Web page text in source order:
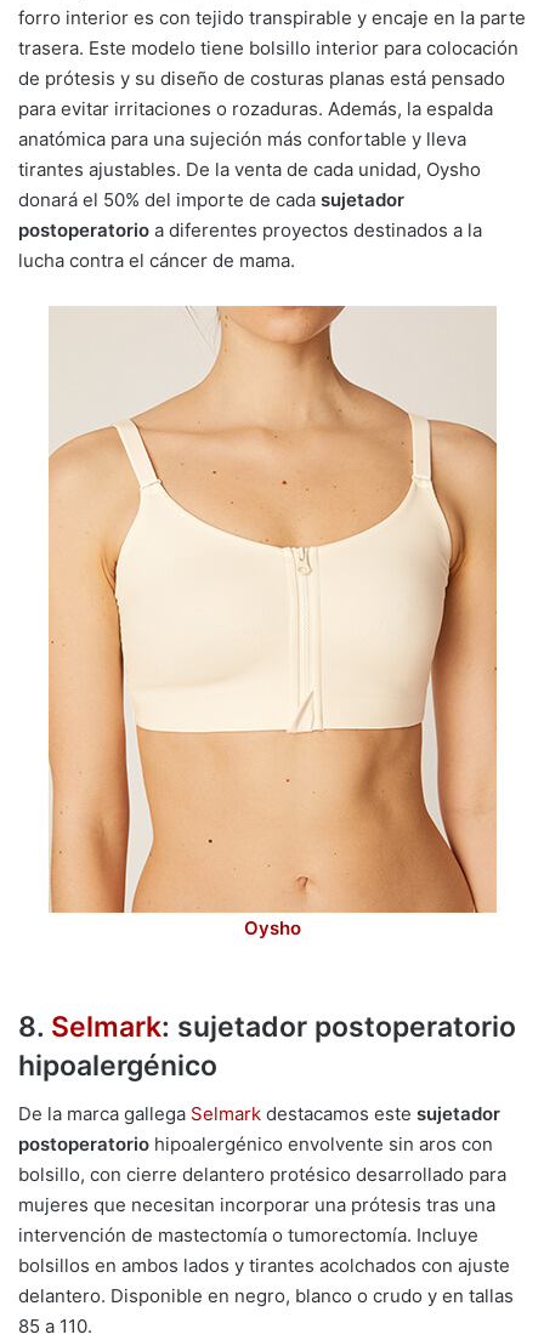
forro interior es con tejido transpirable y encaje en la parte
trasera. Este modelo tiene bolsillo interior para colocación
de prótesis y su diseño de costuras planas está pensado
para evitar irritaciones o rozaduras. Además, la espalda
anatómica para una sujeción más confortable y lleva
tirantes ajustables. De la venta de cada unidad, Oysho
donará el 50% del importe de cada sujetador
postoperatorio a diferentes proyectos destinados a la
lucha contra el cáncer de mama.
Oysho
8. Selmark: sujetador postoperatorio
hipoalergénico
De la marca gallega Selmark destacamos este sujetador
postoperatorio hipoalergénico envolvente sin aros con
bolsillo, con cierre delantero protésico desarrollado para
mujeres que necesitan incorporar una prótesis tras una
intervención de mastectomía o tumorectomía. Incluye
bolsillos en ambos lados y tirantes acolchados con ajuste
delantero. Disponible en negro, blanco o crudo y en tallas
85 a 110.